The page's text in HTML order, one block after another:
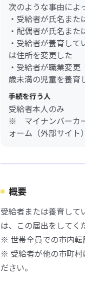
次のような事由によ
・受給者が氏名ま
・配偶者が氏名ま
・受給者が養育し
は住所を変更した
・受給者が職業変
歳未満の児童を養育
手続を行う人
受給者本人のみ
※ マイナンバーカ
ォーム（外部サイト
概要
受給者または養育して
は、この届出をしてく
※ 世帯全員での市内転
※ 受給者が他の市町村
ださい。